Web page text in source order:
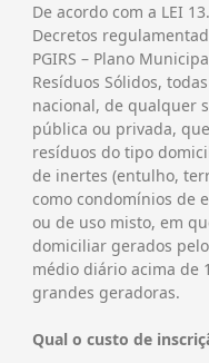
De acordo com a LEI
Decretos
PGIRS – Plano
Resíduos Sólidos,
nacional, de qualquer
pública ou privada,
resíduos do tipo
de inertes (entulho,
como condomínios de
ou de uso misto, em
domiciliar gerados
médio diário acima de
grandes geradoras.
Qual o custo de